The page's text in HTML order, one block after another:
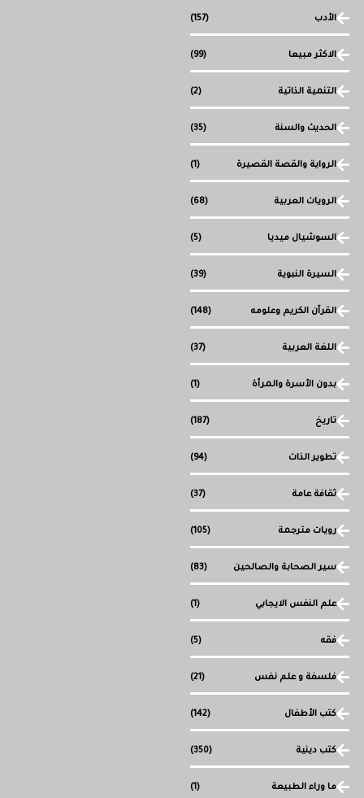
الأدب (157)
الاكثر مبيعا (99)
التنمية الذاتية (2)
الحديث والسنة (35)
الرواية والقصة القصيرة (1)
الرويات العربية (68)
السوشيال ميديا (5)
السيرة النبوية (39)
القرآن الكريم وعلومه (148)
اللغة العربية (37)
بدون الأسرة والمرأة (1)
تاريخ (187)
تطوير الذات (94)
ثقافة عامة (37)
رويات مترجمة (105)
سير الصحابة والصالحين (83)
علم النفس الايجابي (1)
فقه (5)
فلسفة و علم نفس (21)
كتب الأطفال (142)
كتب دينية (350)
ما وراء الطبيعة (1)